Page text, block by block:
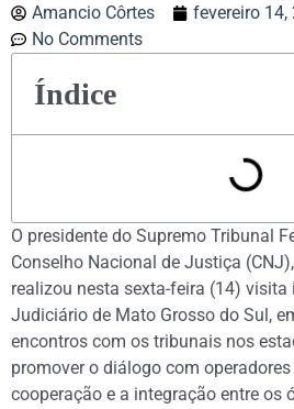
Amancio Côrtes fevereiro 14,
No Comments
Índice
O presidente do Supremo Tribunal
Conselho Nacional de Justiça
realizou nesta sexta-feira (14)
Judiciário de Mato Grosso do Sul,
encontros com os tribunais nos
promover o diálogo com
cooperação e a integração entre os